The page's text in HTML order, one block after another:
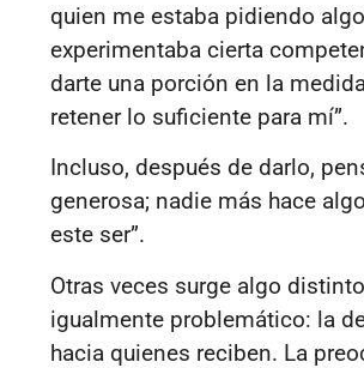
quien me estaba pidiendo
experimentaba cierta
darte una porción en la
retener lo suficiente para mí”.
Incluso, después de darlo,
generosa; nadie más hace
este ser”.
Otras veces surge algo
igualmente problemático: la
hacia quienes reciben. La